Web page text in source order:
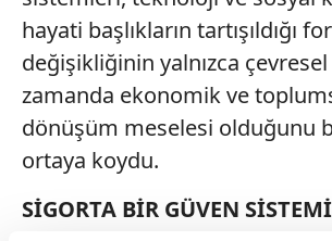
hayati başlıkların tartışıldığı
değişikliğinin yalnızca çevresel
zamanda ekonomik ve
dönüşüm meselesi olduğunu
ortaya koydu.
SİGORTA BİR GÜVEN SİSTEMİ